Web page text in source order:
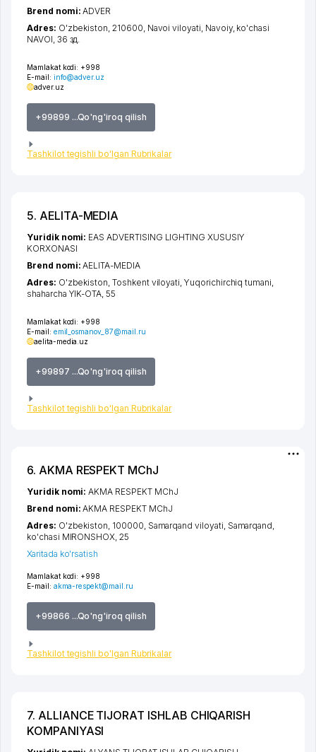
Mamlakat kodi: +998
E-mail: info@adver.uz
adver.uz
+99899 ...Qo'ng'iroq qilish
Tashkilot tegishli bo'lgan Rubrikalar
Brend nomi:ADVER
Adres: O'zbekiston, 210600, Navoi viloyati Navoiy, ko'chasi
NAVOI , 36 зд.
5. AELITA-MEDIA
Mamlakat kodi: +998
E-mail: emil_osmanov_87@mail.ru
aelita-media.uz
+99897 ...Qo'ng'iroq qilish
Tashkilot tegishli bo'lgan Rubrikalar
Yuridik nomi: EAS ADVERTISING LIGHTING XUSUSIY
KORXONASI
Brend nomi:AELITA-MEDIA
Adres: O'zbekiston,Toshkent viloyati,Yuqorichirchiq tumani,
shaharcha YIK-OTA, 55
6. AKMA RESPEKT MChJ
Mamlakat kodi: +998
E-mail: akma-respekt@mail.ru
+99866 ...Qo'ng'iroq qilish
Tashkilot tegishli bo'lgan Rubrikalar
Yuridik nomi:AKMA RESPEKT MChJ
Brend nomi:AKMA RESPEKT MChJ
Adres: O'zbekiston, 100000, Samarqand viloyati, Samarqand,
ko'chasi MIRONSHOX, 25
Xaritada ko'rsatish
7. ALLIANCE TIJORAT ISHLAB CHIQARISH
KOMPANIYASI